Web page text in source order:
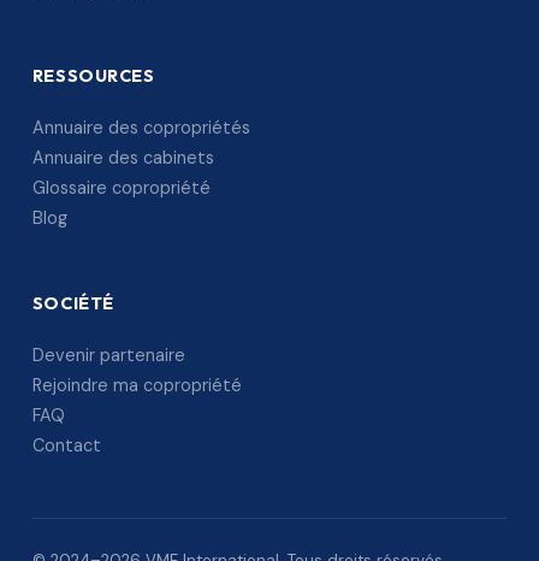
RESSOURCES
Annuaire des copropriétés
Annuaire des cabinets
Glossaire copropriété
Blog
SOCIÉTÉ
Devenir partenaire
Rejoindre ma copropriété
FAQ
Contact